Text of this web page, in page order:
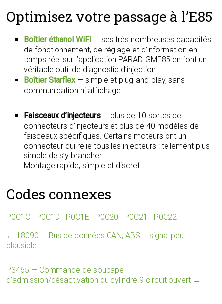
Optimisez votre passage à l’E85
Boîtier éthanol WiFi — ses très nombreuses capacités
de fonctionnement, de réglage et d’information en
temps réel sur l’application PARADIGME85 en font un
véritable outil de diagnostic d’injection.
Boîtier Starflex— simple et plug-and-play, sans
communication ni affichage.
Faisceaux d’injecteurs — plus de 10 sortes de
connecteurs d’injecteurs et plus de 40 modèles de
faisceaux spécifiques. Certains moteurs ont un
connecteur qui relie tous les injecteurs : tellement plus
simple de s’y brancher.
Montage rapide, simple et discret.
Codes connexes
P0C1C · P0C1D · P0C1E · P0C20 · P0C21 · P0C22
← 18090 — Bus de données CAN, ABS – signal peu
plausible
P3465 — Commande de soupape
d’admission/désactivation du cylindre 9 circuit ouvert →